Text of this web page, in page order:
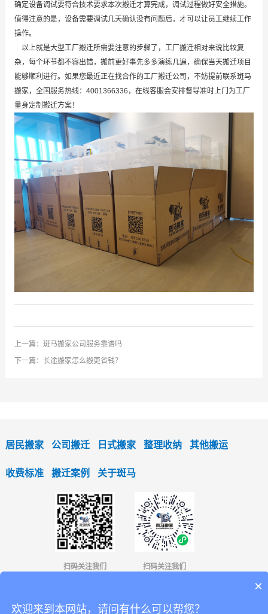
确定设备调试要符合技术要求本次搬迁才算完成，调试过程做好安全措施。
值得注意的是，设备需要调试几天确认没有问题后，才可以让员工继续工作
操作。
以上就是大型工厂搬迁所需要注意的步骤了，工厂搬迁相对来说比较复
杂，每个环节都不容出错，搬前更好事先多多演练几遍，确保当天搬迁项目
能够顺利进行。如果您最近正在找合作的工厂搬迁公司，不妨提前联系斑马
搬家，全国服务热线：4001366336，在线客服会安排督导准时上门为工厂
量身定制搬迁方案！
上一篇： 斑马搬家公司服务靠谱吗
下一篇： 长途搬家怎么搬更省钱？
居民搬家 公司搬迁 日式搬家 整理收纳 其他搬运
收费标准 搬迁案例 关于斑马
扫码关注我们 扫码关注我们
商务合作：13823546134/欧小姐
×
欢迎来到本网站，请问有什么可以帮您？